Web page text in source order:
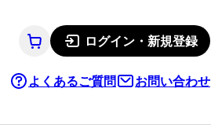
ログイン・新規登録
よくあるご質問 お問い合わせ